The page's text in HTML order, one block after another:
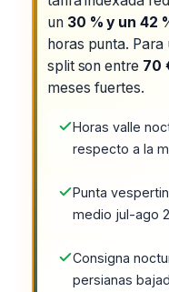
un 30 % y un 42
horas punta.
split son entre 70
meses fuertes.
Horas valle
respecto a la
Punta
medio jul-ago
Consigna
persianas